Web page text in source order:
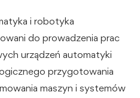
i robotyka
do prowadzenia prac
urządzeń automatyki
przygotowania
maszyn i systemów